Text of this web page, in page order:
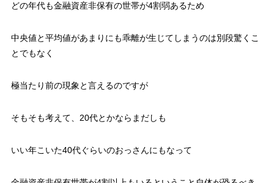
どの年代も金融資産非保有の世帯が4割弱あるため
中央値と平均値があまりにも乖離が生じてしまうのは別段驚くこ
とでもなく
極当たり前の現象と言えるのですが
そもそも考えて、20代とかならまだしも
いい年こいた40代ぐらいのおっさんにもなって